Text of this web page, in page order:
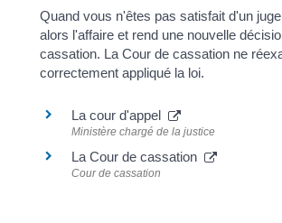
Quand vous n'êtes pas satisfait d'un
alors l'affaire et rend une nouvelle
cassation. La Cour de cassation ne
correctement appliqué la loi.
La cour d'appel
Ministère chargé de la justice
La Cour de cassation
Cour de cassation